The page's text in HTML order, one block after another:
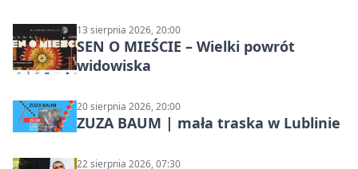
13 sierpnia 2026, 20:00
SEN O MIEŚCIE – Wielki powrót
widowiska
20 sierpnia 2026, 20:00
ZUZA BAUM | mała traska w Lublinie
22 sierpnia 2026, 07:30